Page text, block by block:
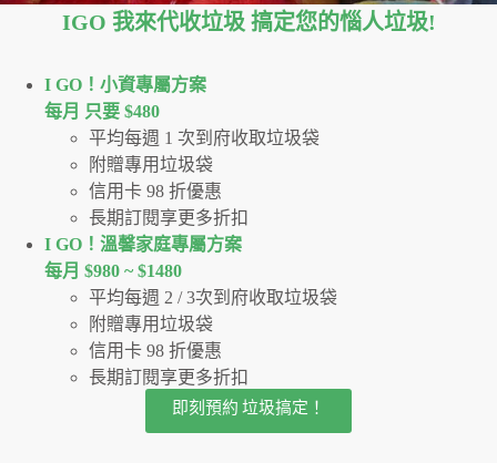
IGO 我來代收垃圾 搞定您的惱人垃圾!
I GO！⼩資專屬⽅案
每月 只要 $480
平均每週 1 次到府收取垃圾袋
附贈專用垃圾袋
信用卡 98 折優惠
長期訂閱享更多折扣
I GO！溫馨家庭專屬方案
每月 $980 ~ $1480
平均每週 2 / 3次到府收取垃圾袋
附贈專用垃圾袋
信用卡 98 折優惠
長期訂閱享更多折扣
即刻預約 垃圾搞定！